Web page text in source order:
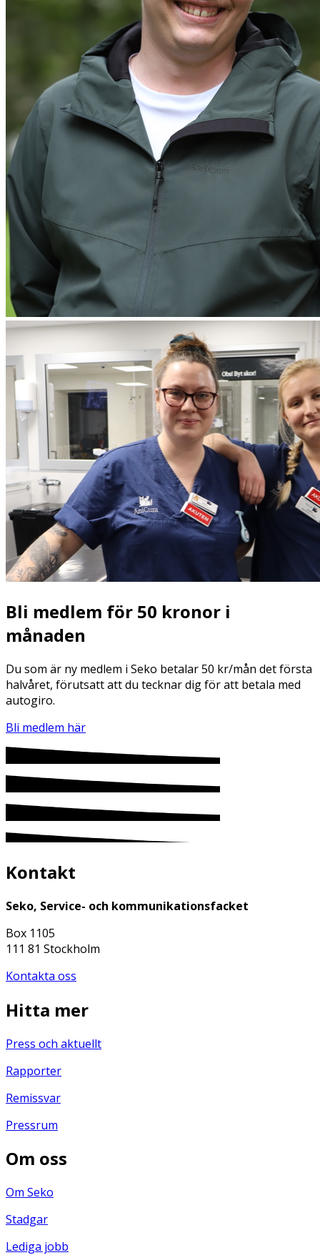
Bli medlem för 50 kronor i
månaden
Du som är ny medlem i Seko betalar 50 kr/mån det första
halvåret, förutsatt att du tecknar dig för att betala med
autogiro.
Bli medlem här
Kontakt
Seko, Service- och kommunikationsfacket
Box 1105
111 81 Stockholm
Kontakta oss
Hitta mer
Press och aktuellt
Rapporter
Remissvar
Pressrum
Om oss
Om Seko
Stadgar
Lediga jobb